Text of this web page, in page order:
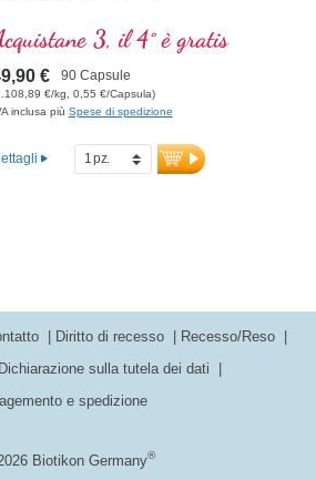
3, il 4° è gratis
€ 90 Capsule
€/kg, 0,55 €/Capsula)
inclusa più Spese di spedizione
Biotikon Germany®
Diritto di recesso
Recesso/Reso
Dichiarazione sulla tutela dei dati
e spedizione